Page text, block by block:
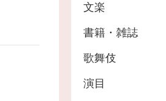
文楽
書籍・雑誌
歌舞伎
演目